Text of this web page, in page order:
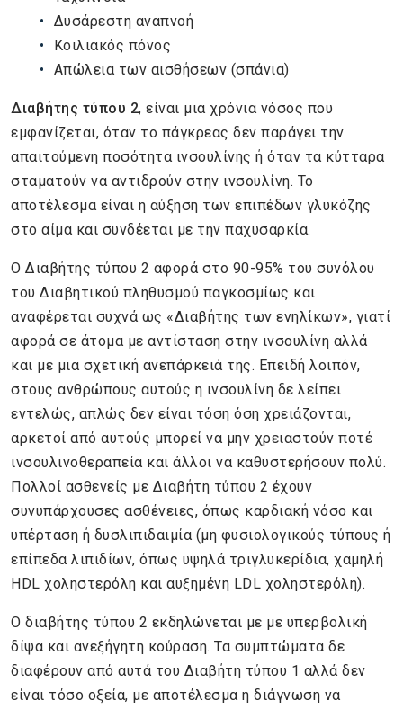
Δυσάρεστη αναπνοή
Κοιλιακός πόνος
Απώλεια των αισθήσεων (σπάνια)
Διαβήτης τύπου 2, είναι μια χρόνια νόσος που
εμφανίζεται, όταν το πάγκρεας δεν παράγει την
απαιτούμενη ποσότητα ινσουλίνης ή όταν τα κύτταρα
σταματούν να αντιδρούν στην ινσουλίνη. Το
αποτέλεσμα είναι η αύξηση των επιπέδων γλυκόζης
στο αίμα και συνδέεται με την παχυσαρκία.
Ο Διαβήτης τύπου 2 αφορά στο 90-95% του συνόλου
του Διαβητικού πληθυσμού παγκοσμίως και
αναφέρεται συχνά ως «Διαβήτης των ενηλίκων», γιατί
αφορά σε άτομα με αντίσταση στην ινσουλίνη αλλά
και με μια σχετική ανεπάρκειά της. Επειδή λοιπόν,
στους ανθρώπους αυτούς η ινσουλίνη δε λείπει
εντελώς, απλώς δεν είναι τόση όση χρειάζονται,
αρκετοί από αυτούς μπορεί να μην χρειαστούν ποτέ
ινσουλινοθεραπεία και άλλοι να καθυστερήσουν πολύ.
Πολλοί ασθενείς με Διαβήτη τύπου 2 έχουν
συνυπάρχουσες ασθένειες, όπως καρδιακή νόσο και
υπέρταση ή δυσλιπιδαιμία (μη φυσιολογικούς τύπους ή
επίπεδα λιπιδίων, όπως υψηλά τριγλυκερίδια, χαμηλή
HDL χοληστερόλη και αυξημένη LDL χοληστερόλη).
Ο διαβήτης τύπου 2 εκδηλώνεται με με υπερβολική
δίψα και ανεξήγητη κούραση. Τα συμπτώματα δε
διαφέρουν από αυτά του Διαβήτη τύπου 1 αλλά δεν
είναι τόσο οξεία, με αποτέλεσμα η διάγνωση να